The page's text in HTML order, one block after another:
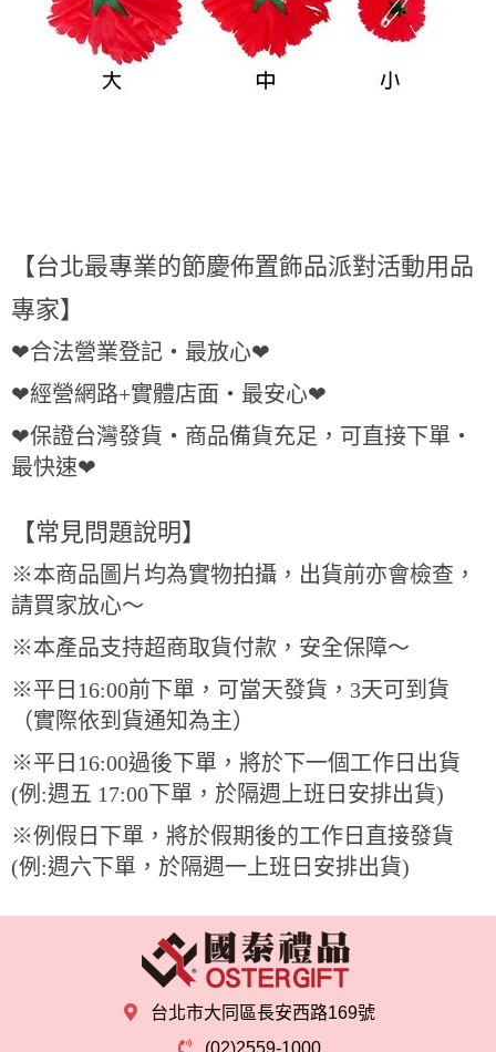
【台北最專業的節慶佈置飾品派對活動用品
專家】
❤合法營業登記・最放心❤
❤經營網路+實體店面・最安心❤
❤保證台灣發貨・商品備貨充足，可直接下單・
最快速❤
【常見問題說明】
※本商品圖片均為實物拍攝，出貨前亦會檢查，
請買家放心～
※本產品支持超商取貨付款，安全保障～
※平日 16:00前下單，可當天發貨，3天可到貨
（實際依到貨通知為主）
※平日 16:00過後下單，將於下一個工作日出貨
(例:週五 17:00下單，於隔週上班日安排出貨)
※例假日下單，將於假期後的工作日直接發貨
(例:週六下單，於隔週一上班日安排出貨)
台北市大同區長安西路169號